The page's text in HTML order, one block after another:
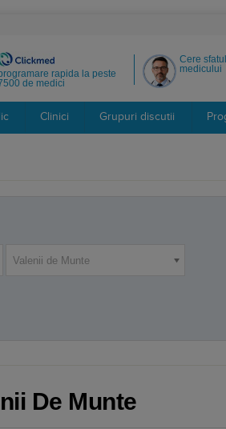
Cere sfatul
medicului
rapida la peste
de medici
Clinici Grupuri discutii
Valenii de Munte
De Munte